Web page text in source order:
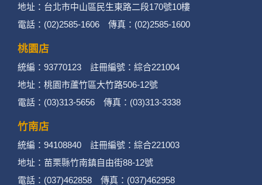
地址：台北市中山區民生東路二段170號10樓
電話：(02)2585-1606 傳真：(02)2585-1600
桃園店
統編：93770123 註冊編號：綜合221004
地址：桃園市蘆竹區大竹路506-12號
電話：(03)313-5656 傳真：(03)313-3338
竹南店
統編：94108840 註冊編號：綜合221003
地址：苗栗縣竹南鎮自由街88-12號
電話：(037)462858 傳真：(037)462958